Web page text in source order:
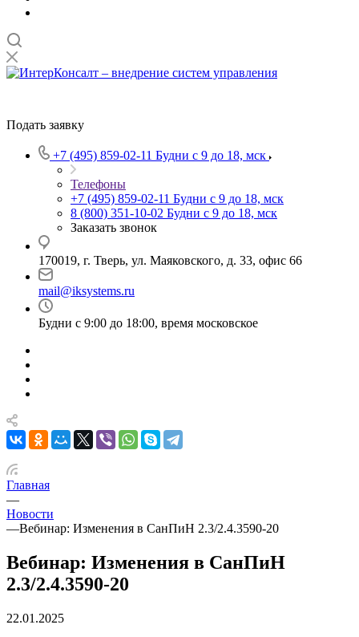
Подать заявку
+7 (495) 859-02-11 Будни с 9 до 18, мск
Телефоны
+7 (495) 859-02-11 Будни с 9 до 18, мск
8 (800) 351-10-02 Будни с 9 до 18, мск
Заказать звонок
170019, г. Тверь, ул. Маяковского, д. 33, офис 66
mail@iksystems.ru
Будни с 9:00 до 18:00, время московское
Главная
—
Новости
—Вебинар: Изменения в СанПиН 2.3/2.4.3590-20
Вебинар: Изменения в СанПиН
2.3/2.4.3590-20
22.01.2025